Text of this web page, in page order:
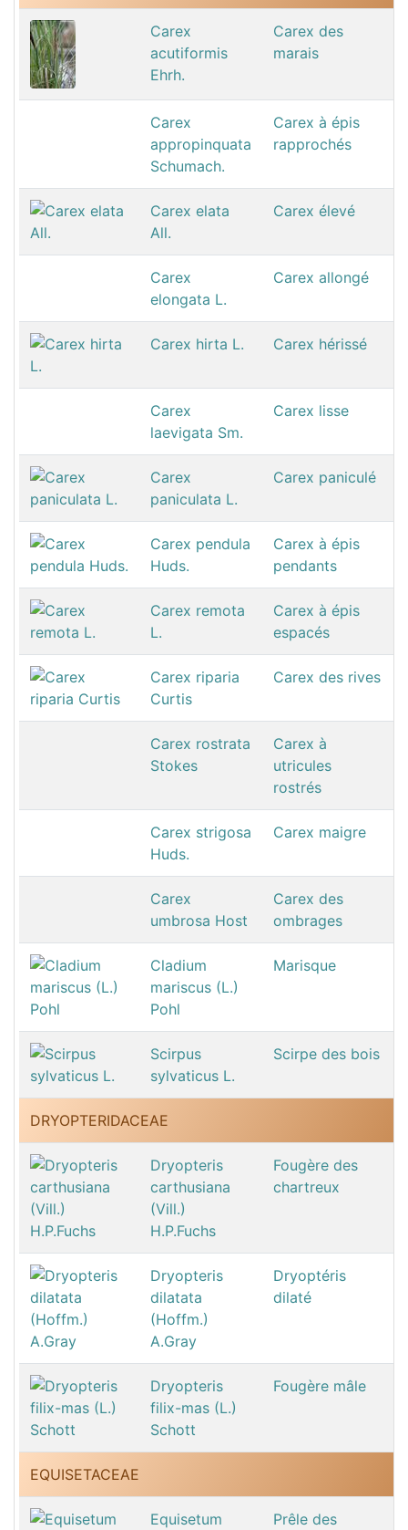
Carex
acutiformis
Ehrh.
Carex des
marais
Carex
appropinquata
Schumach.
Carex à épis
rapprochés
Carex elata
All.
Carex élevé
Carex
elongata L.
Carex allongé
Carex hirta L. Carex hérissé
Carex
laevigata Sm.
Carex lisse
Carex
paniculata L.
Carex paniculé
Carex pendula
Huds.
Carex à épis
pendants
Carex remota
L.
Carex à épis
espacés
Carex riparia
Curtis
Carex des rives
Carex rostrata
Stokes
Carex à
utricules
rostrés
Carex strigosa
Huds.
Carex maigre
Carex
umbrosa Host
Carex des
ombrages
Cladium
mariscus (L.)
Pohl
Marisque
Scirpus
sylvaticus L.
Scirpe des bois
DRYOPTERIDACEAE
Dryopteris
carthusiana
(Vill.)
H.P.Fuchs
Fougère des
chartreux
Dryopteris
dilatata
(Hoffm.)
A.Gray
Dryoptéris
dilaté
Dryopteris
filix-mas (L.)
Schott
Fougère mâle
EQUISETACEAE
Equisetum
Prêle des